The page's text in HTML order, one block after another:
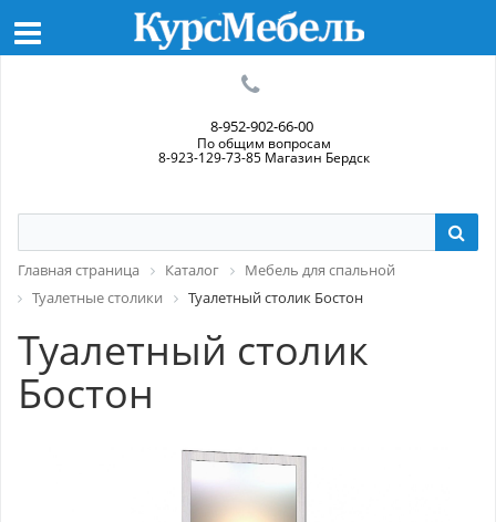
8-952-902-66-00
По общим вопросам
8-923-129-73-85 Магазин Бердск
Главная страница Каталог
Мебель для спальной
Туалетные столики
Туалетный столик Бостон
Туалетный столик
Бостон